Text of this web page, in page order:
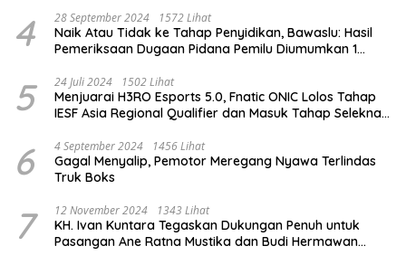
4 28 September 2024 1572 Lihat
Naik Atau Tidak ke Tahap Penyidikan, Bawaslu: Hasil
Pemeriksaan Dugaan Pidana Pemilu Diumumkan 1
5 24 Juli 2024 1502 Lihat
Menjuarai H3RO Esports 5.0, Fnatic ONIC Lolos Tahap
IESF Asia Regional Qualifier dan Masuk Tahap Seleknas
6 4 September 2024 1456 Lihat
Gagal Menyalip, Pemotor Meregang Nyawa Terlindas
Truk Boks
7 12 November 2024 1343 Lihat
KH. Ivan Kuntara Tegaskan Dukungan Penuh untuk
Pasangan Ane Ratna Mustika dan Budi Hermawan